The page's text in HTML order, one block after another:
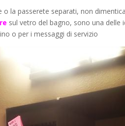
o la passerete separati, non
sul vetro del bagno, sono una delle
o per i messaggi di servizio